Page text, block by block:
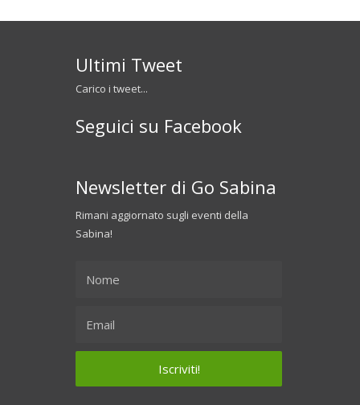
Ultimi Tweet
Carico i tweet...
Seguici su Facebook
Newsletter di Go Sabina
Rimani aggiornato sugli eventi della
Sabina!